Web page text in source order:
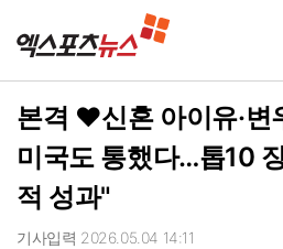
본격 ♥신혼 아이유·변
미국도 통했다…톱10
적 성과"
기사입력 2026.05.04 14:11